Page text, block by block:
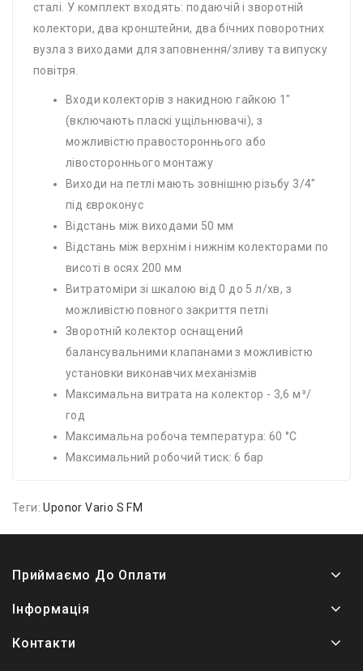
сталі. У комплект входять: подаючій і зворотній
колектори, два кронштейни, два бічних поворотних
вузла з виходами для заповнення/зливу та випуску
повітря.
Входи колекторів з накидною гайкою 1"
(включають пласкі ущільнювачі), з
можливістю правостороннього або
лівостороннього монтажу
Виходи на петлі мають зовнішню різьбу 3/4"
під євроконус
Відстань між виходами 50 мм
Відстань між верхнім і нижнім колекторами по
висоті в осях 200 мм
Витратоміри зі шкалою від 0 до 5 л/хв, з
можливістю повного закриття петлі
Зворотній колектор оснащений
балансувальними клапанами з можливістю
установки виконавчих механізмів
Максимальна витрата на колектор - 3,6 м³/
год
Максимальна робоча температура: 60 ​​°C
Максимальний робочий тиск: 6 бар
Теги:Uponor Vario S FM
Приймаємо До Оплати
Інформація
Контакти